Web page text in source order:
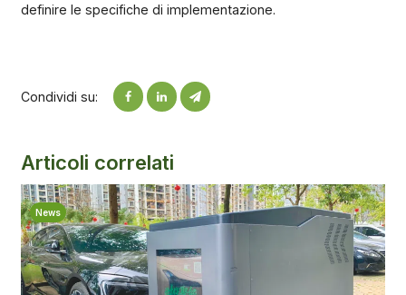
definire le specifiche di implementazione.
Condividi su:
Articoli correlati
News